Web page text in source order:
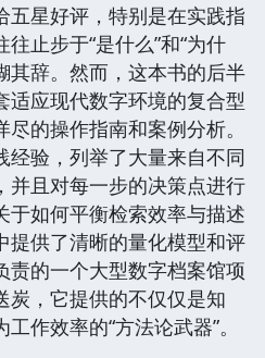
五星好评，特别是在实践指
止步于“是什么”和“为什
其辞。然而，这本书的后半
适应现代数字环境的复合型
的操作指南和案例分析。
经验，列举了大量来自不同
并且对每一步的决策点进行
于如何平衡检索效率与描述
提供了清晰的量化模型和评
责的一个大型数字档案馆项
炭，它提供的不仅仅是知
作效率的“方法论武器”。